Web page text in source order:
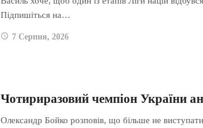
Підпишіться на…
7 Серпня, 2026
Чотириразовий чемпіон України
Олександр Бойко розповів, що більше не